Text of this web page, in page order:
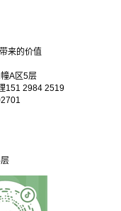
来的价值
幢A区5层
2984 2519